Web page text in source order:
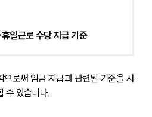
일근로 수당 지급 기준
으로써 임금 지급과 관련된 기준을 사
수 있습니다.